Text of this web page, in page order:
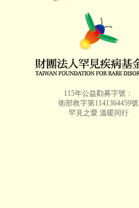
115年公益勸募字號：
衛部救字第1141364459號
罕見之愛 溫暖同行